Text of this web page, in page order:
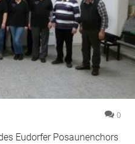
0
Eudorfer Posaunenchors